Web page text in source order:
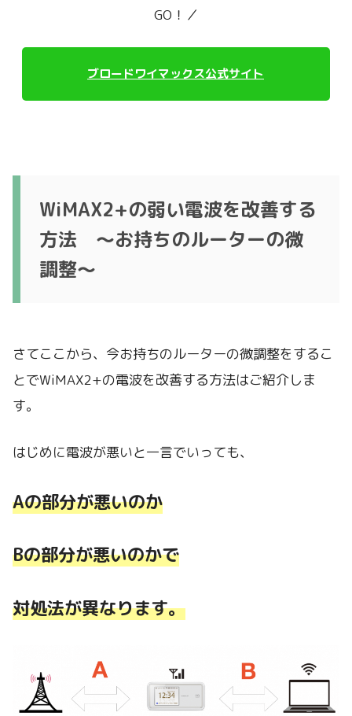
GO！／
ブロードワイマックス公式サイト
WiMAX2+の弱い電波を改善する
方法 〜お持ちのルーターの微
調整〜
さてここから、今お持ちのルーターの微調整をするこ
とでWiMAX2+の電波を改善する方法はご紹介しま
す。
はじめに電波が悪いと一言でいっても、
Aの部分が悪いのか
Bの部分が悪いのかで
対処法が異なります。